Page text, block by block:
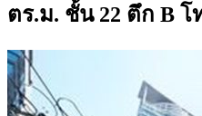
ตร.ม. ชั้น 22 ตึก B โ